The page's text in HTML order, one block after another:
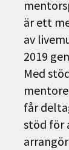
är ett
av
2019
Med
får
stöd för